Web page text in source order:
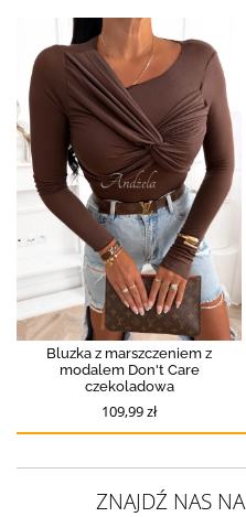
Bluzka z marszczeniem z
modalem Don't Care
czekoladowa
109,99 zł
ZNAJDŹ NAS NA